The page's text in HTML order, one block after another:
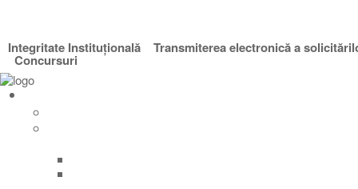
Integritate Instituțională Transmiterea electronică a
Concursuri